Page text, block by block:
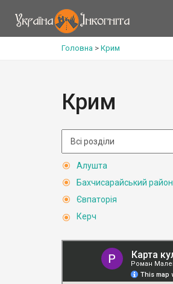
Головна > Крим
Крим
Алушта
Бахчисарайський район
Євпаторія
Керч